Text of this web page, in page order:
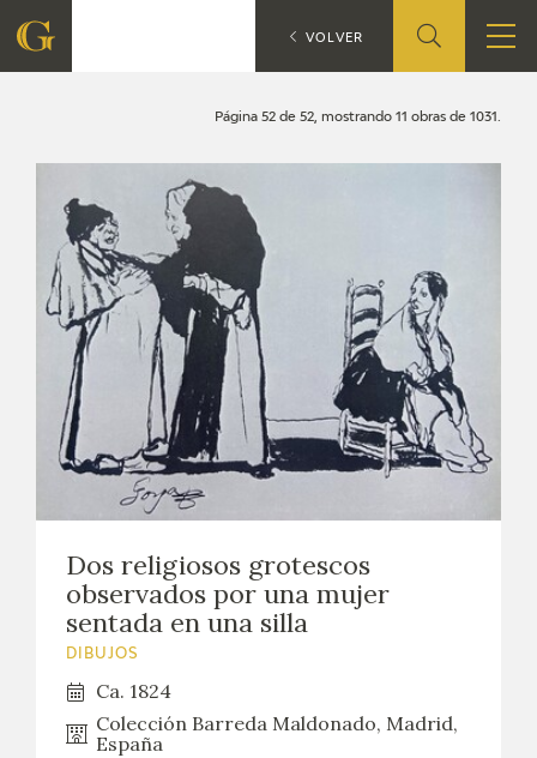
CENTRO DE INVESTIGACIÓN Y DOCUMENTACIÓN
ACCIÓN CORPORATIVA
CONTACTO
PROGRAMACIÓN
ACTIVIDADES
SALA DE PRENSA
Página 52 de 52, mostrando 11 obras de 1031.
Dos religiosos grotescos
observados por una mujer
sentada en una silla
DIBUJOS
Ca. 1824
Colección Barreda Maldonado, Madrid,
España
CATÁLOGO Búsqueda
VOLVER